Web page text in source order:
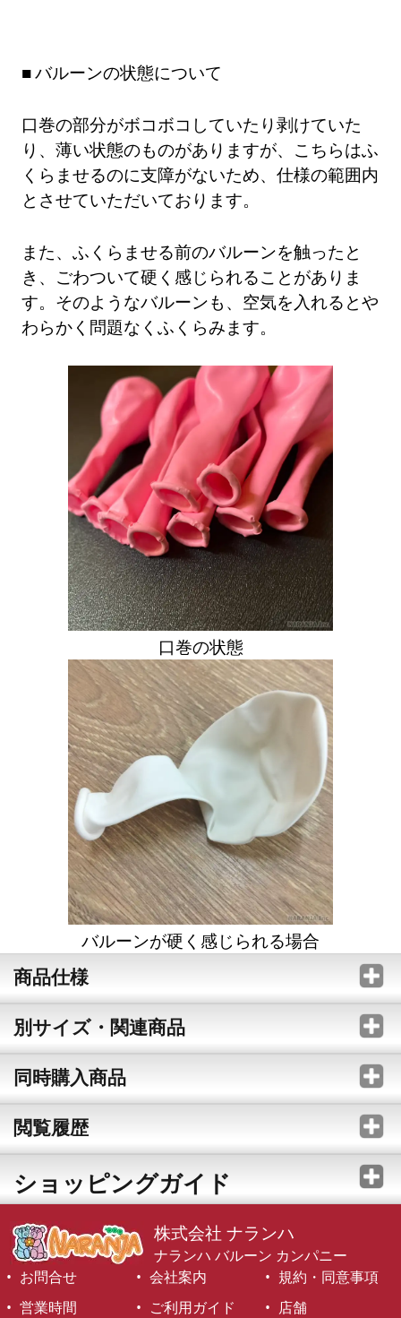
バルーンの状態について
口巻の部分がボコボコしていたり剥けていた
り、薄い状態のものがありますが、こちらはふ
くらませるのに支障がないため、仕様の範囲内
とさせていただいております。
また、ふくらませる前のバルーンを触ったと
き、ごわついて硬く感じられることがありま
す。そのようなバルーンも、空気を入れるとや
わらかく問題なくふくらみます。
口巻の状態
バルーンが硬く感じられる場合
商品仕様
別サイズ・関連商品
同時購入商品
閲覧履歴
ショッピングガイド
株式会社 ナランハ
ナランハ バルーン カンパニー
お問合せ
会社案内
規約・同意事項
営業時間
ご利用ガイド 店舗